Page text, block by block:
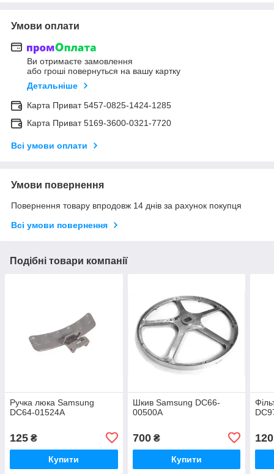
Умови оплати
Ви отримаєте замовлення
або гроші повернуться на вашу картку
Детальніше
Карта Приват 5457-0825-1424-1285
Карта Приват 5169-3600-0321-7720
Всі умови оплати
Умови повернення
Повернення товару впродовж 14 днів за рахунок покупця
Всі умови повернення
Подібні товари компанії
Ручка люка Samsung
DC64-01524A
125 ₴
Купити
Шкив Samsung DC66-
00500A
700₴
Купити
120